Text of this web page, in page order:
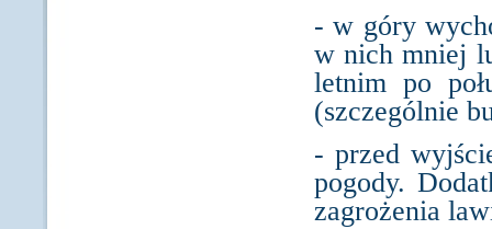
- w góry
w nich mniej
letnim po
(szczególnie
- przed
pogody.
zagrożenia